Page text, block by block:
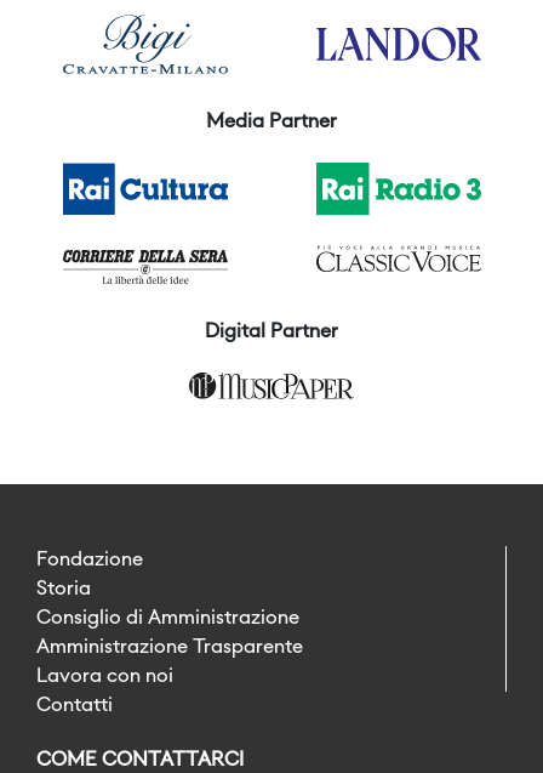
Media Partner
Digital Partner
Fondazione
Storia
Consiglio di Amministrazione
Amministrazione Trasparente
Lavora con noi
Contatti
COME CONTATTARCI